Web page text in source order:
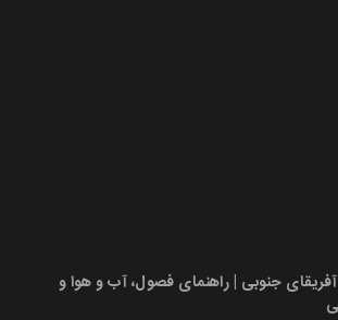
جنوبی | راهنمای فصول، آب و هوا و